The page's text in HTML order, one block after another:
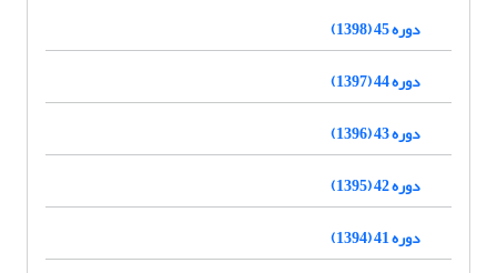
دوره 45 (1398)
دوره 44 (1397)
دوره 43 (1396)
دوره 42 (1395)
دوره 41 (1394)